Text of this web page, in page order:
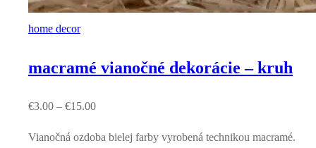
home decor
macramé vianočné dekorácie – kruh
€3.00 – €15.00
Vianočná ozdoba bielej farby vyrobená technikou macramé.